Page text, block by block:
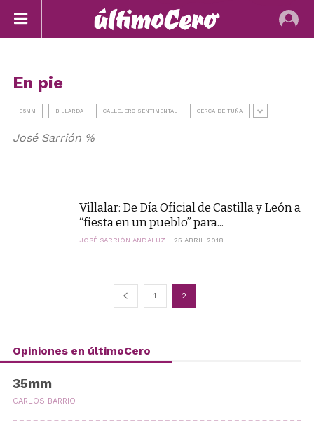
En pie
35MM BILLARDA CALLEJERO SENTIMENTAL CERCA DE TUÑA
José Sarrión %
Villalar: De Día Oficial de Castilla y León a
“fiesta en un pueblo” para...
JOSÉ SARRIÓN ANDALUZ 25 ABRIL 2018
1 2
Opiniones en últimoCero
35mm
CARLOS BARRIO